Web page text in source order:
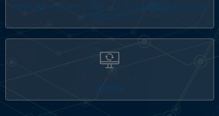
MATLAB でスマート RF システムを構築するための
4 つのステップ
R2026a